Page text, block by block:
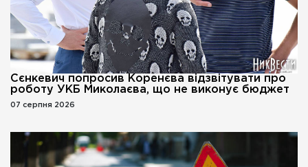
Сєнкевич попросив Коренєва відзвітувати про
роботу УКБ Миколаєва, що не виконує бюджет
07 серпня 2026